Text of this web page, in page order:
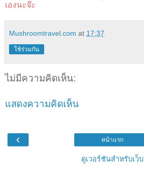
เองนะจ๊ะ
Mushroomtravel.com at 17:37
ใช้ร่วมกัน
ไม่มีความคิดเห็น:
แสดงความคิดเห็น
‹ หน้าแรก
ดูเวอร์ชันสำหรับเว็บ